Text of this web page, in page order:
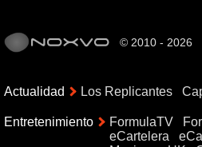
© 2010 - 2026
Actualidad Los Replicantes
Entretenimiento FormulaTV
eCartelera